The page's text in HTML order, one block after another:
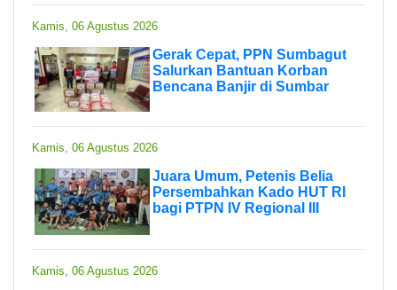
Kamis, 06 Agustus 2026
Gerak Cepat, PPN Sumbagut
Salurkan Bantuan Korban
Bencana Banjir di Sumbar
Kamis, 06 Agustus 2026
Juara Umum, Petenis Belia
Persembahkan Kado HUT RI
bagi PTPN IV Regional III
Kamis, 06 Agustus 2026